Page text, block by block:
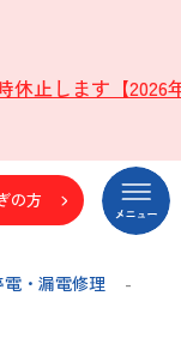
休止します【2026
の方
・漏電修理
-